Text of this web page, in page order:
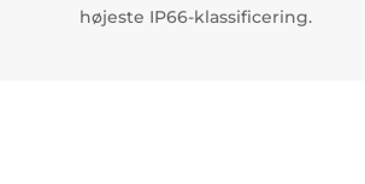
højeste IP66-klassificering.